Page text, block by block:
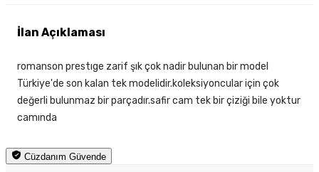
Cüzdanım Güvende
İlan Açıklaması
romanson prestıge zarif şık çok nadir bulunan bir model
Türkiye'de son kalan tek modelidir.koleksiyoncular için çok
değerli bulunmaz bir parçadır.safir cam tek bir çiziği bile yoktur
camında